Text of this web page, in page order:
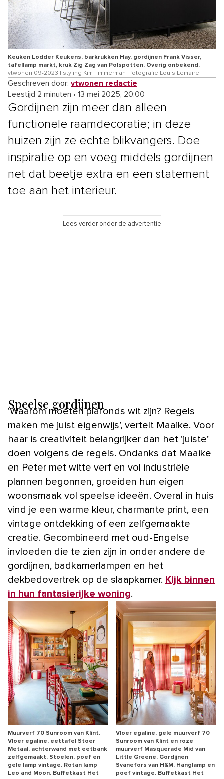
Keuken Lodder Keukens, barkrukken Hay, gordijnen Frank Visser,
tafellamp markt, kruk Zig Zag van Polspotten. Overig onbekend.
vtwonen 09-2023 | styling Kim Timmerman | fotografie Louis Lemaire
Geschreven door: vtwonen redactie
Leestijd 2 minuten • 13 mei 2025, 20:00
Gordijnen zijn meer dan alleen
functionele raamdecoratie; in deze
huizen zijn ze echte blikvangers. Doe
inspiratie op en voeg middels gordijnen
net dat beetje extra en een statement
toe aan het interieur.
Lees verder onder de advertentie
Speelse gordijnen
‘Waarom moeten plafonds wit zijn? Regels
maken me juist eigenwijs’, vertelt Maaike. Voor
haar is creativiteit belangrijker dan het ‘juiste’
doen volgens de regels. Ondanks dat Maaike
en Peter met witte verf en vol industriële
plannen begonnen, groeiden hun eigen
woonsmaak vol speelse ideeën. Overal in huis
vind je een warme kleur, charmante print, een
vintage ontdekking of een zelfgemaakte
creatie. Gecombineerd met oud-Engelse
invloeden die te zien zijn in onder andere de
gordijnen, badkamerlampen en het
dekbedovertrek op de slaapkamer. Kijk binnen
in hun fantasierijke woning.
Muurverf 70 Sunroom van Klint.
Vloer egaline, eettafel Stoer
Metaal, achterwand met eetbank
zelfgemaakt. Stoelen, poef en
gele lamp vintage. Rotan lamp
Leo and Moon. Buffetkast Het
Vloer egaline, gele muurverf 70
Sunroom van Klint en roze
muurverf Masquerade Mid van
Little Greene. Gordijnen
Svanefors van H&M. Hanglamp en
poef vintage. Buffetkast Het